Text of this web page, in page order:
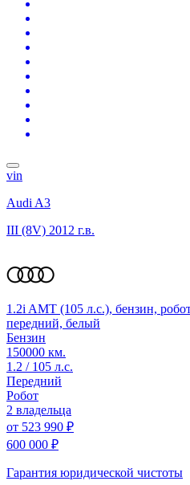
vin
Audi A3
III (8V) 2012 г.в.
1.2i AMT (105 л.с.), бензин,
передний, белый
Бензин
150000 км.
1.2 / 105 л.с.
Передний
Робот
2 владельца
от 523 990 ₽
600 000 ₽
Гарантия юридической чистоты